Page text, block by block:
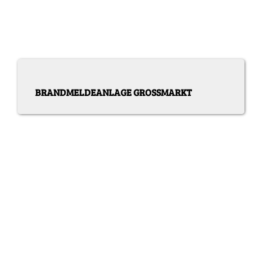
BRANDMELDEANLAGE GROSSMARKT